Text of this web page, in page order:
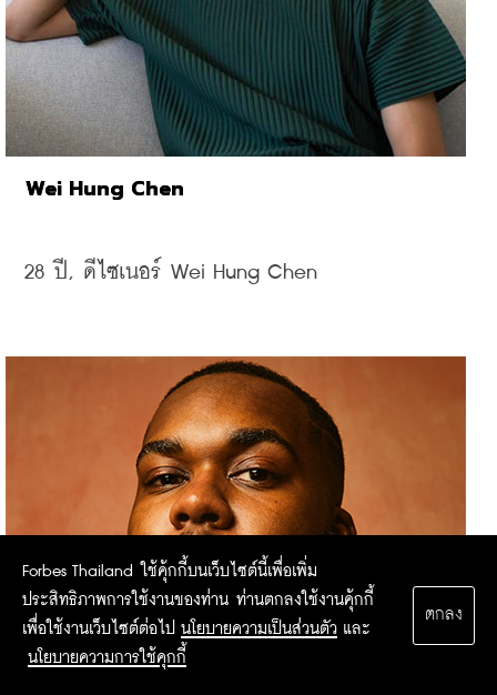
Wei Hung Chen
28 ปี, ดีไซเนอร์ Wei Hung Chen
Forbes Thailand ใช้คุ้กกี้บนเว็บไซต์นี้เพื่อเพิ่ม
ประสิทธิภาพการใช้งานของท่าน ท่านตกลงใช้งานคุ้กกี้
เพื่อใช้งานเว็บไซต์ต่อไป นโยบายความเป็นส่วนตัว และ
นโยบายความการใช้คุกกี้
ตกลง